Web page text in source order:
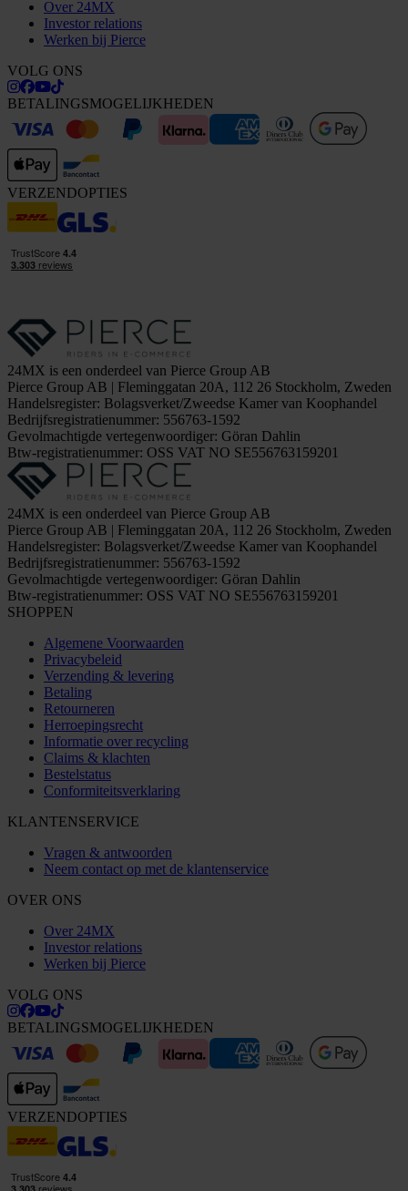
Over 24MX
Investor relations
Werken bij Pierce
VOLG ONS
BETALINGSMOGELIJKHEDEN
VERZENDOPTIES
24MX is een onderdeel van Pierce Group AB
Pierce Group AB | Fleminggatan 20A, 112 26 Stockholm, Zweden
Handelsregister: Bolagsverket/Zweedse Kamer van Koophandel
Bedrijfsregistratienummer: 556763-1592
Gevolmachtigde vertegenwoordiger: Göran Dahlin
Btw-registratienummer: OSS VAT NO SE556763159201
24MX is een onderdeel van Pierce Group AB
Pierce Group AB | Fleminggatan 20A, 112 26 Stockholm, Zweden
Handelsregister: Bolagsverket/Zweedse Kamer van Koophandel
Bedrijfsregistratienummer: 556763-1592
Gevolmachtigde vertegenwoordiger: Göran Dahlin
Btw-registratienummer: OSS VAT NO SE556763159201
SHOPPEN
Algemene Voorwaarden
Privacybeleid
Verzending & levering
Betaling
Retourneren
Herroepingsrecht
Informatie over recycling
Claims & klachten
Bestelstatus
Conformiteitsverklaring
KLANTENSERVICE
Vragen & antwoorden
Neem contact op met de klantenservice
OVER ONS
Over 24MX
Investor relations
Werken bij Pierce
VOLG ONS
BETALINGSMOGELIJKHEDEN
VERZENDOPTIES